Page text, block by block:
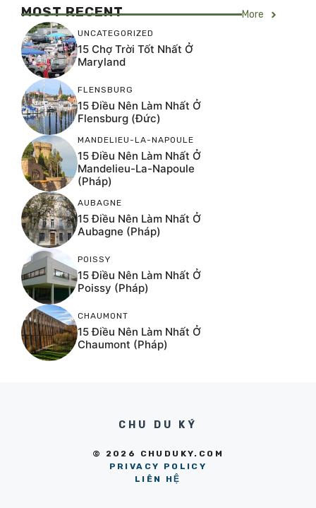
MOST RECENT More
UNCATEGORIZED
15 Chợ Trời Tốt Nhất Ở
Maryland
FLENSBURG
15 Điều Nên Làm Nhất Ở
Flensburg (Đức)
MANDELIEU-LA-NAPOULE
15 Điều Nên Làm Nhất Ở
Mandelieu-La-Napoule
(Pháp)
AUBAGNE
15 Điều Nên Làm Nhất Ở
Aubagne (Pháp)
POISSY
15 Điều Nên Làm Nhất Ở
Poissy (Pháp)
CHAUMONT
15 Điều Nên Làm Nhất Ở
Chaumont (Pháp)
CHU DU KÝ
© 2026 CHUDUKY.COM
PRIVACY POLICY
LIÊN HỆ